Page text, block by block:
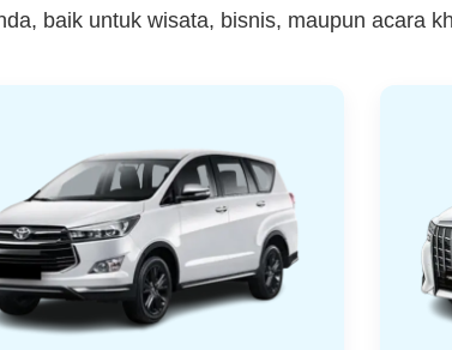
baik untuk wisata, bisnis, maupun acara